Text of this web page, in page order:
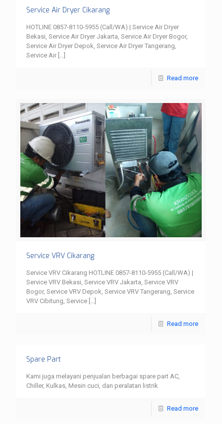
Service Air Dryer Cikarang
HOTLINE 0857-8110-5955 (Call/WA) | Service Air Dryer
Bekasi, Service Air Dryer Jakarta, Service Air Dryer Bogor,
Service Air Dryer Depok, Service Air Dryer Tangerang,
Service Air
Read more
Service VRV Cikarang
Service VRV Cikarang HOTLINE 0857-8110-5955 (Call/WA) |
Service VRV Bekasi, Service VRV Jakarta, Service VRV
Bogor, Service VRV Depok, Service VRV Tangerang, Service
VRV Cibitung, Service
Read more
Spare Part
Kami juga melayani penjualan berbagai spare part AC,
Chiller, Kulkas, Mesin cuci, dan peralatan listrik
Read more